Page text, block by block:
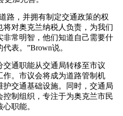
路，并拥有制定交通政策的权
对奥克兰纳税人负责，为我们
非常明智，他们知道自己需要什
表。”Brown说。
通职能从交通局转移至市议
。市议会将成为道路管制机
交通基础设施。同时，交通局
制组织，专注于为奥克兰市民
职能。